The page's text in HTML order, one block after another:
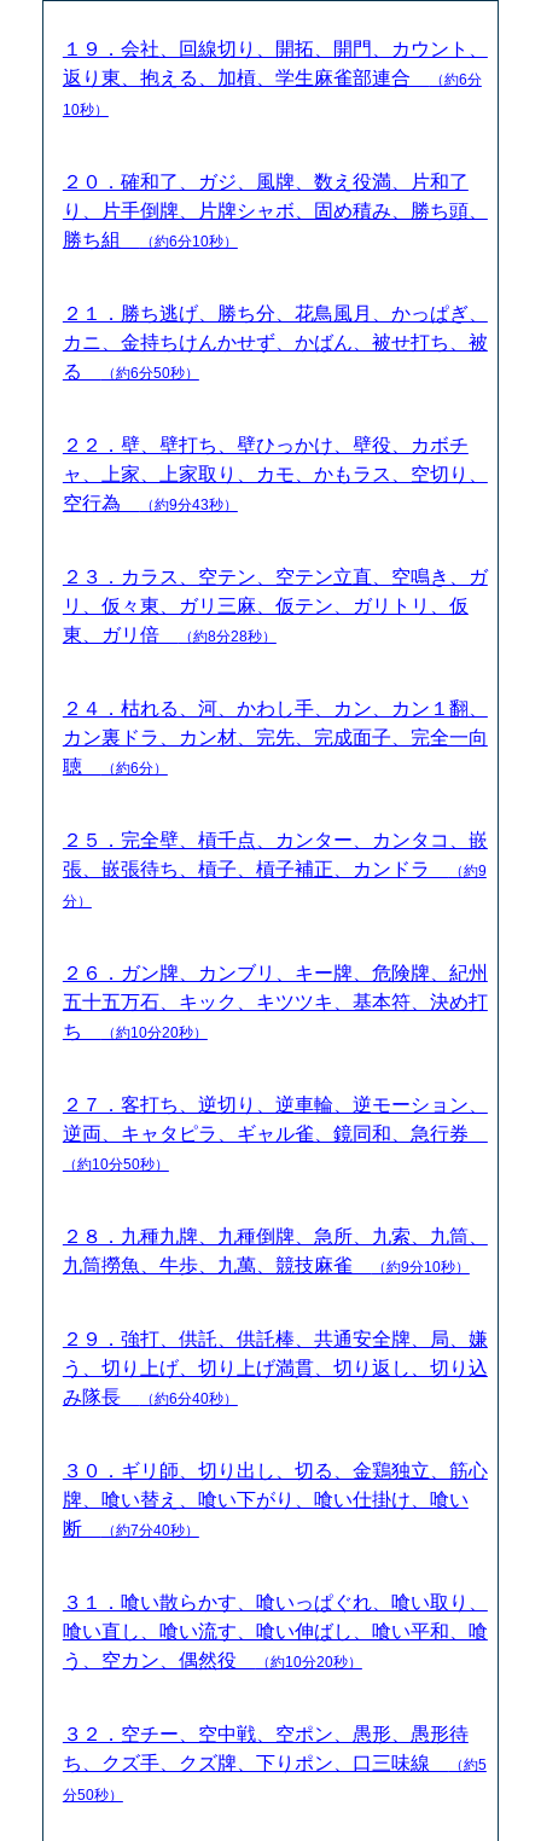
１９．会社、回線切り、開拓、開門、カウント、
返り東、抱える、加槓、学生麻雀部連合
（約6分
10秒）
２０．確和了、ガジ、風牌、数え役満、片和了
り、片手倒牌、片牌シャボ、固め積み、勝ち頭、
勝ち組
（約6分10秒）
２１．勝ち逃げ、勝ち分、花鳥風月、かっぱぎ、
カニ、金持ちけんかせず、かばん、被せ打ち、被
る
（約6分50秒）
２２．壁、壁打ち、壁ひっかけ、壁役、カボチ
ャ、上家、上家取り、カモ、かもラス、空切り、
空行為
（約9分43秒）
２３．カラス、空テン、空テン立直、空鳴き、ガ
リ、仮々東、ガリ三麻、仮テン、ガリトリ、仮
東、ガリ倍
（約8分28秒）
２４．枯れる、河、かわし手、カン、カン１翻、
カン裏ドラ、カン材、完先、完成面子、完全一向
聴
（約6分）
２５．完全壁、槓千点、カンター、カンタコ、嵌
張、嵌張待ち、槓子、槓子補正、カンドラ
（約9
分）
２６．ガン牌、カンブリ、キー牌、危険牌、紀州
五十五万石、キック、キツツキ、基本符、決め打
ち
（約10分20秒）
２７．客打ち、逆切り、逆車輪、逆モーション、
逆両、キャタピラ、ギャル雀、鏡同和、急行券
（約10分50秒）
２８．九種九牌、九種倒牌、急所、九索、九筒、
九筒撈魚、牛歩、九萬、競技麻雀
（約9分10秒）
２９．強打、供託、供託棒、共通安全牌、局、嫌
う、切り上げ、切り上げ満貫、切り返し、切り込
み隊長
（約6分40秒）
３０．ギリ師、切り出し、切る、金鶏独立、筋心
牌、喰い替え、喰い下がり、喰い仕掛け、喰い
断
（約7分40秒）
３１．喰い散らかす、喰いっぱぐれ、喰い取り、
喰い直し、喰い流す、喰い伸ばし、喰い平和、喰
う、空カン、偶然役
（約10分20秒）
３２．空チー、空中戦、空ポン、愚形、愚形待
ち、クズ手、クズ牌、下りポン、口三味線
（約5
分50秒）